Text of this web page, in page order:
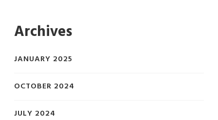
Archives
JANUARY 2025
OCTOBER 2024
JULY 2024